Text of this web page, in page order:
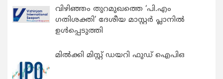
വിഴിഞ്ഞം തുറമുഖത്തെ ‘പി.എം
ഗതിശക്തി’ ദേശീയ മാസ്റ്റർ പ്ലാനിൽ
ഉൾപ്പെടുത്തി
മിൽക്കി മിസ്റ്റ് ഡയറി ഫുഡ് ഐപിഒ